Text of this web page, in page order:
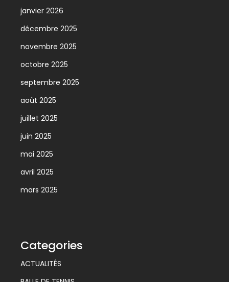
janvier 2026
décembre 2025
novembre 2025
octobre 2025
septembre 2025
août 2025
juillet 2025
juin 2025
mai 2025
avril 2025
mars 2025
Categories
ACTUALITÉS